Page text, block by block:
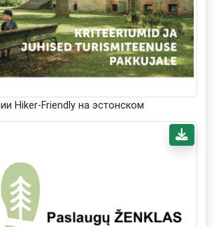
Hiker-Friendly на эстонском